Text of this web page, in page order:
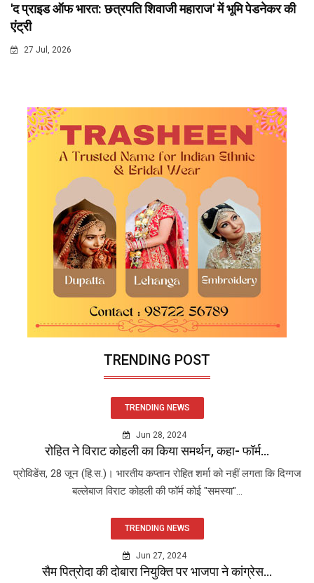
'द प्राइड ऑफ भारत: छत्रपति शिवाजी महाराज' में भूमि पेडनेकर की
एंट्री
27 Jul, 2026
TRENDING POST
TRENDING NEWS
Jun 28, 2024
रोहित ने विराट कोहली का किया समर्थन, कहा- फॉर्म...
प्रोविडेंस, 28 जून (हि.स.)। भारतीय कप्तान रोहित शर्मा को नहीं लगता कि दिग्गज
बल्लेबाज विराट कोहली की फॉर्म कोई "समस्या"...
TRENDING NEWS
Jun 27, 2024
सैम पित्रोदा की दोबारा नियुक्ति पर भाजपा ने कांग्रेस...